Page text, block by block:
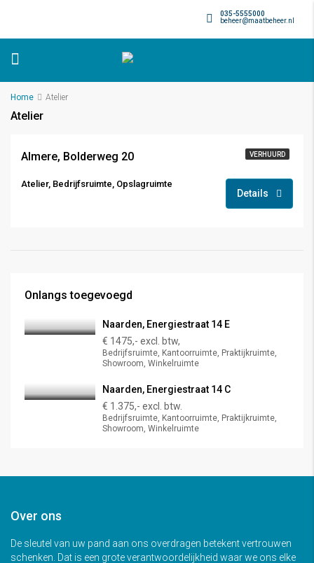
035-5555000
beheer@maatbeheer.nl
Home Atelier
Atelier
VERHUURD
Almere, Bolderweg 20
Atelier, Bedrijfsruimte, Opslagruimte
Details
Onlangs toegevoegd
Naarden, Energiestraat 14 E
€ 1475,- excl. btw,
Bedrijfsruimte, Kantoorruimte, Praktijkruimte,
Showroom, Winkelruimte
Naarden, Energiestraat 14 C
€ 1.375,- excl. btw.
Bedrijfsruimte, Kantoorruimte, Praktijkruimte,
Showroom, Winkelruimte
Over ons
De sleutel van uw pand aan ons overdragen betekent vertrouwen
schenken. Dat is een grote verantwoordelijkheid waar we ons elke